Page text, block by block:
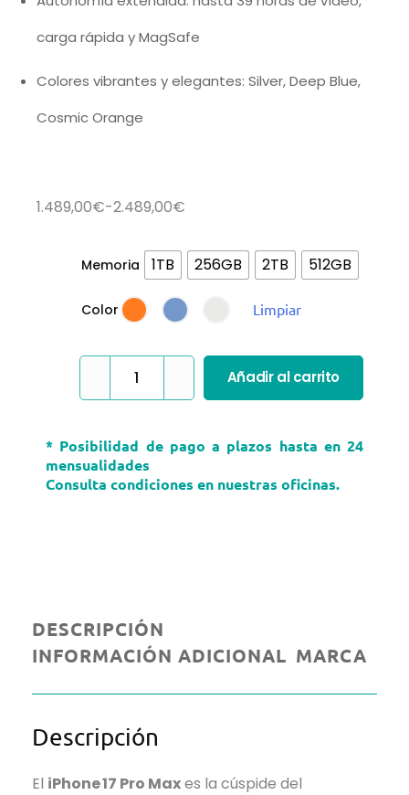
carga rápida y MagSafe
Colores vibrantes y elegantes: Silver, Deep Blue,
Cosmic Orange
1.489,00€-2.489,00€
Rango
precios:
1.489,00€
2.489,00€
Memoria 1TB 256GB 2TB 512GB
Color Limpiar
iPhone
Pro
Añadir al carrito
* Posibilidad de pago a plazos hasta en 24
mensualidades
Consulta condiciones en nuestras oficinas.
DESCRIPCIÓN
INFORMACIÓN ADICIONAL MARCA
Descripción
El iPhone 17 Pro Maxes la cúspide del